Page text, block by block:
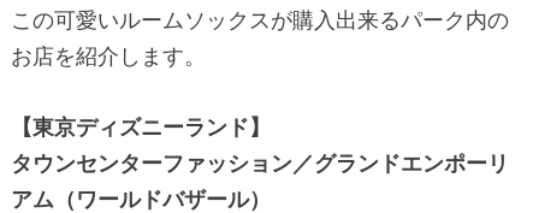
この可愛いルームソックスが購入出来るパーク内の
お店を紹介します。
【東京ディズニーランド】
タウンセンターファッション／グランドエンポーリ
アム（ワールドバザール）